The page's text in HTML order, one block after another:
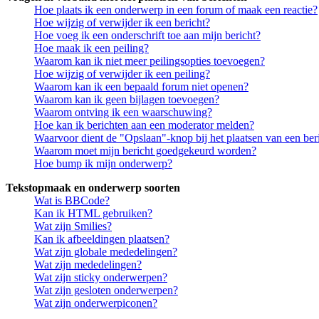
Hoe plaats ik een onderwerp in een forum of maak een reactie?
Hoe wijzig of verwijder ik een bericht?
Hoe voeg ik een onderschrift toe aan mijn bericht?
Hoe maak ik een peiling?
Waarom kan ik niet meer peilingsopties toevoegen?
Hoe wijzig of verwijder ik een peiling?
Waarom kan ik een bepaald forum niet openen?
Waarom kan ik geen bijlagen toevoegen?
Waarom ontving ik een waarschuwing?
Hoe kan ik berichten aan een moderator melden?
Waarvoor dient de "Opslaan"-knop bij het plaatsen van een
Waarom moet mijn bericht goedgekeurd worden?
Hoe bump ik mijn onderwerp?
Tekstopmaak en onderwerp soorten
Wat is BBCode?
Kan ik HTML gebruiken?
Wat zijn Smilies?
Kan ik afbeeldingen plaatsen?
Wat zijn globale mededelingen?
Wat zijn mededelingen?
Wat zijn sticky onderwerpen?
Wat zijn gesloten onderwerpen?
Wat zijn onderwerpiconen?